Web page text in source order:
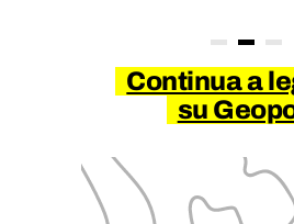
Continua a
su